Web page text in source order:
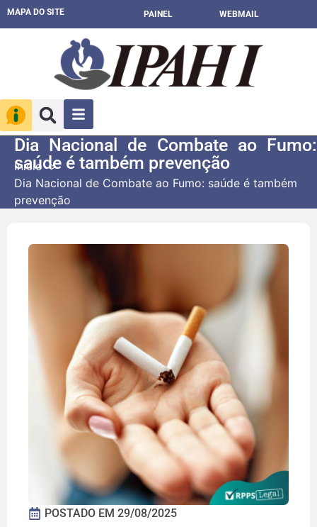
MAPA DO SITE PAINEL WEBMAIL
Dia Nacional de Combate ao Fumo:
saúde é também prevenção
Início
Dia Nacional de Combate ao Fumo: saúde é também
prevenção
POSTADO EM 29/08/2025